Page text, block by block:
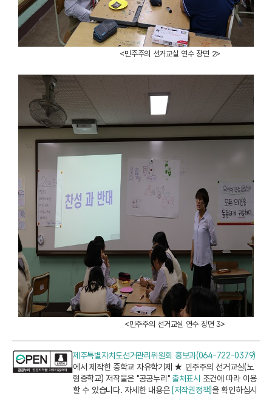
<민주주의 선거교실 연수 장면 2>
<민주주의 선거교실 연수 장면 3>
제주특별자치도선거관리위원회 홍보과(064-722-0379)
에서 제작한 중학교 자유학기제 ★ 민주주의 선거교실(노
형중학교) 저작물은 "공공누리" 출처표시 조건에 따라 이용
할 수 있습니다. 자세한 내용은 [저작권정책]을 확인하십시